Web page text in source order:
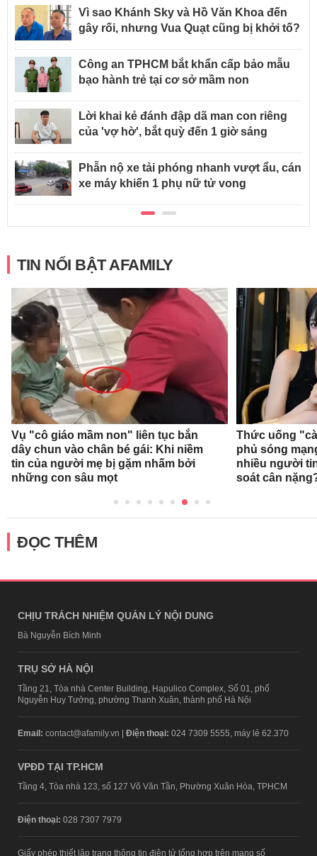
Vì sao Khánh Sky và Hồ Văn Khoa đến
gây rối, nhưng Vua Quạt cũng bị khởi tố?
Công an TPHCM bắt khẩn cấp bảo mẫu
bạo hành trẻ tại cơ sở mầm non
Lời khai kẻ đánh đập dã man con riêng
của 'vợ hờ', bắt quỳ đến 1 giờ sáng
Phẫn nộ xe tải phóng nhanh vượt ẩu, cán
xe máy khiến 1 phụ nữ tử vong
TIN NỔI BẬT AFAMILY
Vụ "cô giáo mầm non" liên tục bắn
dây chun vào chân bé gái: Khi niềm
tin của người mẹ bị gặm nhấm bởi
những con sâu mọt
Thức uống
phủ sóng
nhiều người
soát cân
ĐỌC THÊM
CHỊU TRÁCH NHIỆM QUẢN LÝ NỘI DUNG
Bà Nguyễn Bích Minh
TRỤ SỞ HÀ NỘI
Tầng 21, Tòa nhà Center Building, Hapulico Complex, Số 01, phố
Nguyễn Huy Tưởng, phường Thanh Xuân, thành phố Hà Nội
Email: contact@afamily.vn | Điện thoại: 024 7309 5555, máy lẻ 62.370
VPĐD TẠI TP.HCM
Tầng 4, Tòa nhà 123, số 127 Võ Văn Tần, Phường Xuân Hòa, TPHCM
Điện thoại: 028 7307 7979
Giấy phép thiết lập trang thông tin điện tử tổng hợp trên mạng số